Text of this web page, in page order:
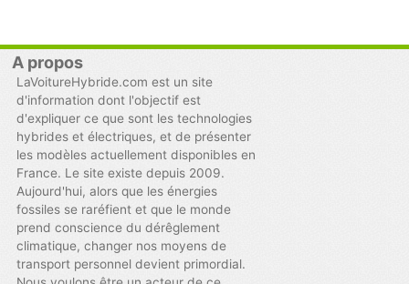
A propos
LaVoitureHybride.com est un site
d'information dont l'objectif est
d'expliquer ce que sont les technologies
hybrides et électriques, et de présenter
les modèles actuellement disponibles en
France. Le site existe depuis 2009.
Aujourd'hui, alors que les énergies
fossiles se raréfient et que le monde
prend conscience du dérêglement
climatique, changer nos moyens de
transport personnel devient primordial.